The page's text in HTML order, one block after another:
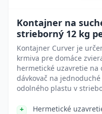
Kontajner na
strieborný 12 kg
Kontajner Curver je
krmiva pre domáce
hermetické uzavretie
dávkovač na
odolného plastu v
Hermetické